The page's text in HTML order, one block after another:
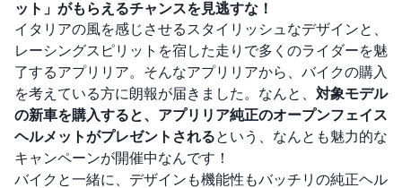
ット」がもらえるチャンスを見逃すな！
イタリアの風を感じさせるスタイリッシュなデザインと、
レーシングスピリットを宿した走りで多くのライダーを魅
了するアプリリア。そんなアプリリアから、バイクの購入
を考えている方に朗報が届きました。なんと、 対象モデル
の新車を購入すると、アプリリア純正のオープンフェイス
ヘルメットがプレゼントされるという、なんとも魅力的な
キャンペーンが開催中なんです！
バイクと一緒に、デザインも機能性もバッチリの純正ヘル